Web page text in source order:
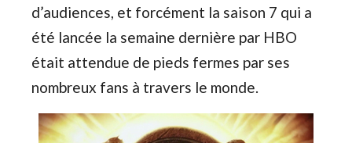
d’audiences, et forcément la saison 7 qui a
été lancée la semaine dernière par HBO
était attendue de pieds fermes par ses
nombreux fans à travers le monde.